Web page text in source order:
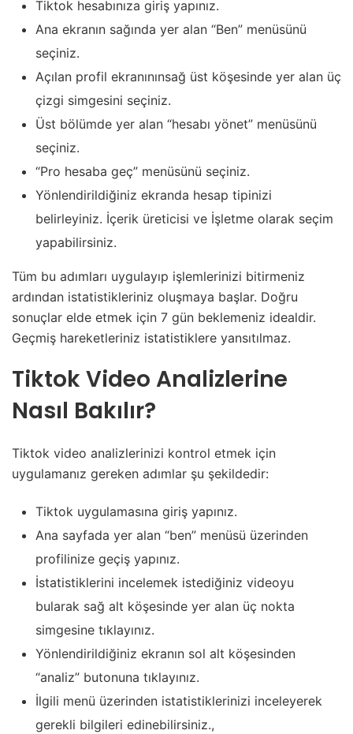
Tiktok hesabınıza giriş yapınız.
Ana ekranın sağında yer alan “Ben” menüsünü
seçiniz.
Açılan profil ekranınınsağ üst köşesinde yer alan üç
çizgi simgesini seçiniz.
Üst bölümde yer alan “hesabı yönet” menüsünü
seçiniz.
“Pro hesaba geç” menüsünü seçiniz.
Yönlendirildiğiniz ekranda hesap tipinizi
belirleyiniz. İçerik üreticisi ve İşletme olarak seçim
yapabilirsiniz.
Tüm bu adımları uygulayıp işlemlerinizi bitirmeniz
ardından istatistikleriniz oluşmaya başlar. Doğru
sonuçlar elde etmek için 7 gün beklemeniz idealdir.
Geçmiş hareketleriniz istatistiklere yansıtılmaz.
Tiktok Video Analizlerine
Nasıl Bakılır?
Tiktok video analizlerinizi kontrol etmek için
uygulamanız gereken adımlar şu şekildedir:
Tiktok uygulamasına giriş yapınız.
Ana sayfada yer alan “ben” menüsü üzerinden
profilinize geçiş yapınız.
İstatistiklerini incelemek istediğiniz videoyu
bularak sağ alt köşesinde yer alan üç nokta
simgesine tıklayınız.
Yönlendirildiğiniz ekranın sol alt köşesinden
“analiz” butonuna tıklayınız.
İlgili menü üzerinden istatistiklerinizi inceleyerek
gerekli bilgileri edinebilirsiniz.,